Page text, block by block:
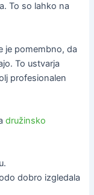
To so lahko na
je pomembno, da
To ustvarja
profesionalen
družinsko
dobro izgledala